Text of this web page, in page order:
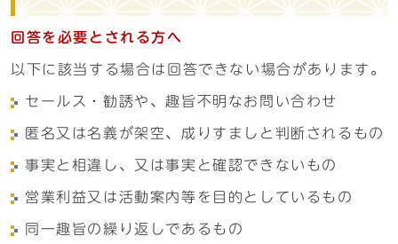
回答を必要とされる方へ
以下に該当する場合は回答できない場合があります。
セールス・勧誘や、趣旨不明なお問い合わせ
匿名又は名義が架空、成りすましと判断されるもの
事実と相違し、又は事実と確認できないもの
営業利益又は活動案内等を目的としているもの
同一趣旨の繰り返しであるもの